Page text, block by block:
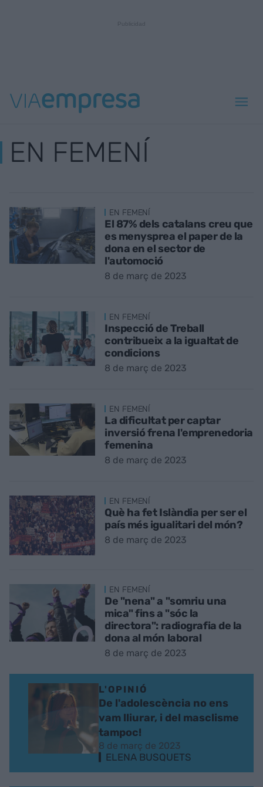
EN FEMENÍ
EN FEMENÍ
El 87% dels catalans creu que
es menysprea el paper de la
dona en el sector de
l'automoció
8 de març de 2023
EN FEMENÍ
Inspecció de Treball
contribueix a la igualtat de
condicions
8 de març de 2023
EN FEMENÍ
La dificultat per captar
inversió frena l'emprenedoria
femenina
8 de març de 2023
EN FEMENÍ
Què ha fet Islàndia per ser el
país més igualitari del món?
8 de març de 2023
EN FEMENÍ
De "nena" a "somriu una
mica" fins a "sóc la
directora": radiografia de la
dona al món laboral
8 de març de 2023
L'OPINIÓ
De l'adolescència no ens
vam lliurar, i del masclisme
tampoc!
8 de març de 2023
ELENA BUSQUETS